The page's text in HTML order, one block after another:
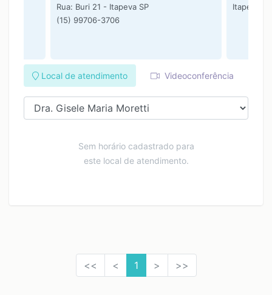
Rua: Buri 21 - Itapeva SP
(15) 99706-3706
Itapeva SP
Local de atendimento Videoconferência
Sem horário cadastrado para
este local de atendimento.
<< < 1 > >>